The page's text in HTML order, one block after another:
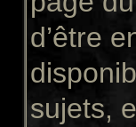
d’être
sujets,